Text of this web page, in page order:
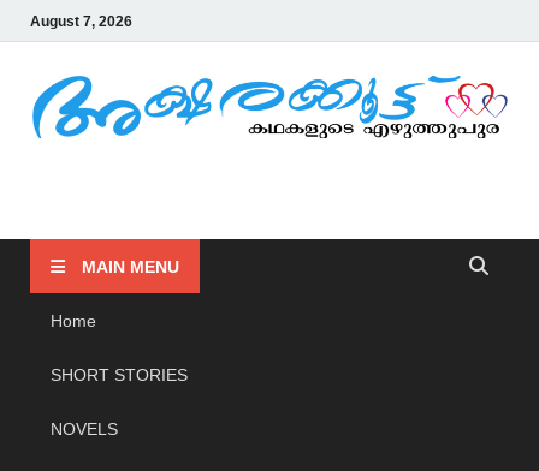
August 7, 2026
MAIN MENU
Home
SHORT STORIES
NOVELS